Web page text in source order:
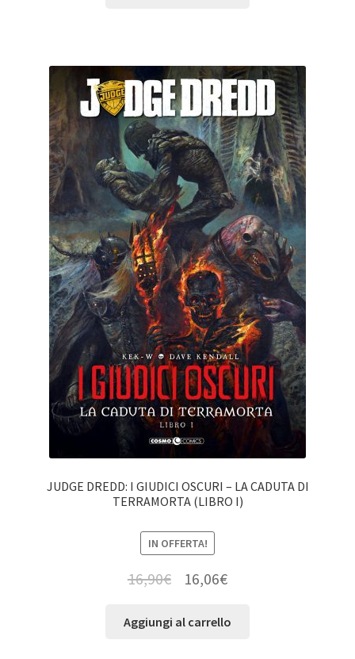
JUDGE DREDD: I GIUDICI OSCURI – LA CADUTA DI
TERRAMORTA (LIBRO I)
IN OFFERTA!
16,90€ 16,06€
Aggiungi al carrello